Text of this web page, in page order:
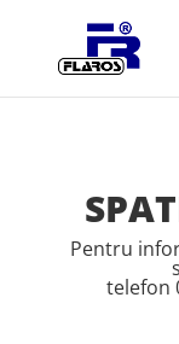
Pentru
telefon